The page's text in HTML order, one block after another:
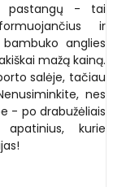
pastangų - tai
ir
anglies
mažą kainą.
salėje, tačiau
nes
- po drabužėliais
kurie